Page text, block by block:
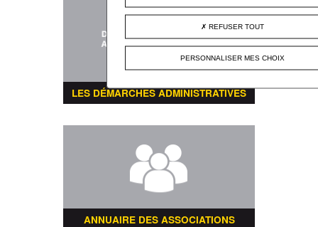
LES DÉMARCHES ADMINISTRATIVES
ANNUAIRE DES ASSOCIATIONS
REFUSER TOUT
PERSONNALISER MES CHOIX